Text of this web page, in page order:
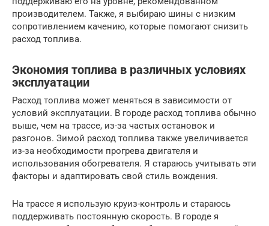
производителем. Также, я выбираю шины с низким
сопротивлением качению, которые помогают снизить
расход топлива.
Экономия топлива в различных условиях
эксплуатации
Расход топлива может меняться в зависимости от
условий эксплуатации. В городе расход топлива обычно
выше, чем на трассе, из-за частых остановок и
разгонов. Зимой расход топлива также увеличивается
из-за необходимости прогрева двигателя и
использования обогревателя. Я стараюсь учитывать эти
факторы и адаптировать свой стиль вождения.
На трассе я использую круиз-контроль и стараюсь
поддерживать постоянную скорость. В городе я